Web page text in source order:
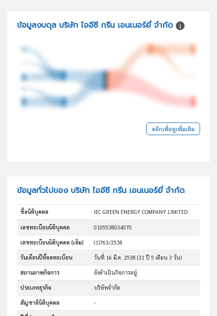
ข้อมูลงบดุล บริษัท ไออีซี กรีน เอนเนอร์ยี่ จำกัด
คลิกเพื่อดูเพิ่มเติม
ข้อมูลทั่วไปของ บริษัท ไออีซี กรีน เอนเนอร์ยี่ จำกัด
ชื่อนิติบุคคล IEC GREEN ENERGY COMPANY LIMITED
เลขทะเบียนนิติบุคคล 0105538034070
เลขทะเบียนนิติบุคคล (เดิม) (1)763/2538
วันเดือนปีที่จดทะเบียน วันที่ 16 มี.ค. 2538(31 ปี 5 เดือน 3 วัน)
สถานภาพกิจการ ยังดำเนินกิจการอยู่
ประเภทธุรกิจ บริษัทจำกัด
สัญชาตินิติบุคคล -